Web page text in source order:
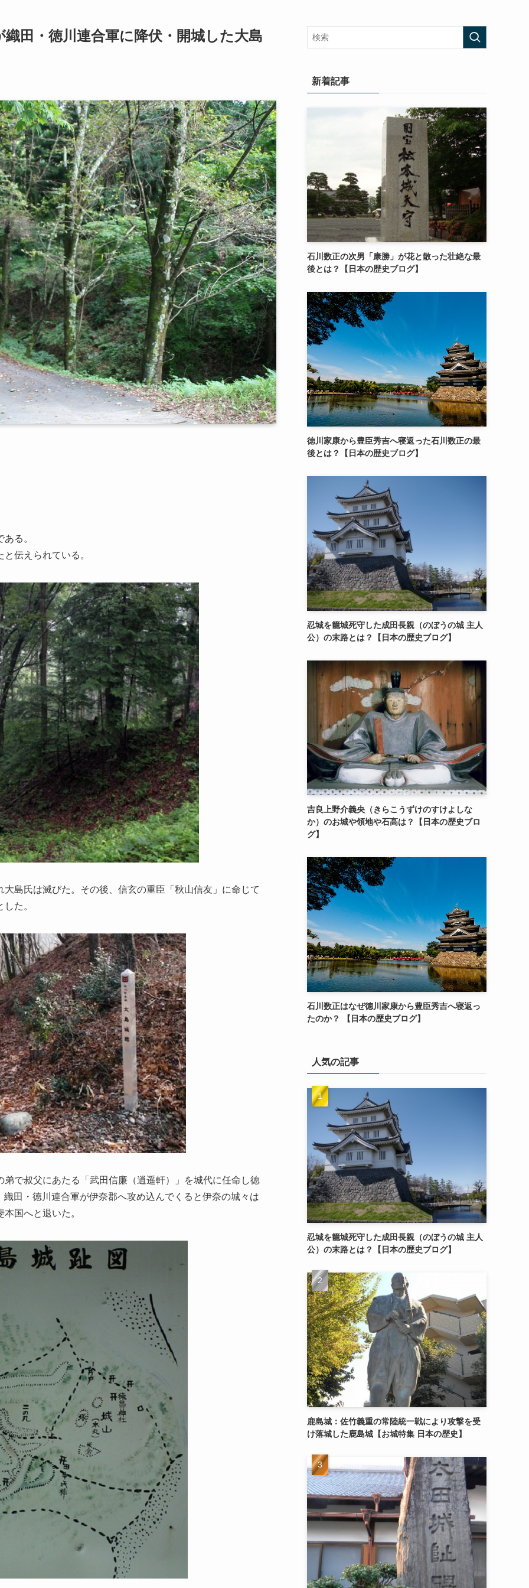
田・徳川連合軍に降伏・開城した大島
る。
伝えられている。
島氏は滅びた。その後、信玄の重臣「秋山信友」に命じて
た。
で叔父にあたる「武田信廉（逍遥軒）」を城代に任命し徳
田・徳川連合軍が伊奈郡へ攻め込んでくると伊奈の城々は
国へと退いた。
新着記事
石川数正の次男「康勝」が花と散った壮絶な最
後とは？【日本の歴史ブログ】
徳川家康から豊臣秀吉へ寝返った石川数正の最
後とは？【日本の歴史ブログ】
忍城を籠城死守した成田長親（のぼうの城 主人
公）の末路とは？【日本の歴史ブログ】
吉良上野介義央（きらこうずけのすけよしな
か）のお城や領地や石高は？【日本の歴史ブロ
グ】
石川数正はなぜ徳川家康から豊臣秀吉へ寝返っ
たのか？ 【日本の歴史ブログ】
人気の記事
忍城を籠城死守した成田長親（のぼうの城 主人
公）の末路とは？【日本の歴史ブログ】
鹿島城：佐竹義重の常陸統一戦により攻撃を受
け落城した鹿島城【お城特集 日本の歴史】